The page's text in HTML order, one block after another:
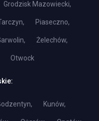
Grodzisk Mazowiecki,
Piaseczno,
Żelechów,
Otwock
Kunów,